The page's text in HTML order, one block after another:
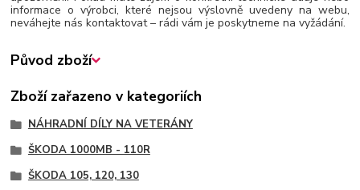
informace o výrobci, které nejsou výslovně uvedeny na webu,
neváhejte nás kontaktovat – rádi vám je poskytneme na vyžádání.
Původ zboží
Zboží zařazeno v kategoriích
NÁHRADNÍ DÍLY NA VETERÁNY
ŠKODA 1000MB - 110R
ŠKODA 105, 120, 130